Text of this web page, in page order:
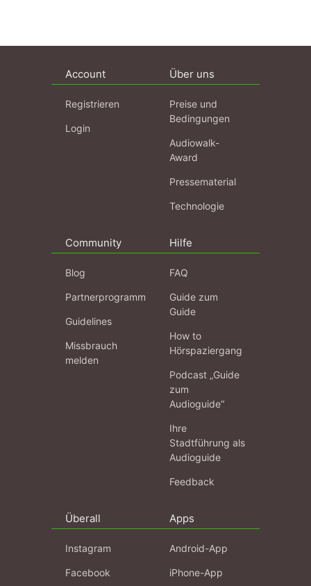
Account
Registrieren
Login
Über uns
Preise und
Bedingungen
Audiowalk-
Award
Pressematerial
Technologie
Community
Blog
Partnerprogramm
Guidelines
Missbrauch
melden
Hilfe
FAQ
Guide zum
Guide
How to
Hörspaziergang
Podcast „Guide
zum
Audioguide“
Ihre
Stadtführung als
Audioguide
Feedback
Überall
Instagram
Facebook
Apps
Android-App
iPhone-App